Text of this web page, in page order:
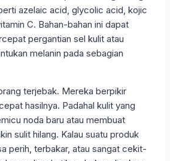
azelaic acid, glycolic acid, kojic
C. Bahan-bahan ini dapat
pergantian sel kulit atau
melanin pada sebagian
terjebak. Mereka berpikir
hasilnya. Padahal kulit yang
noda baru atau membuat
sulit hilang. Kalau suatu produk
perih, terbakar, atau sangat cekit-